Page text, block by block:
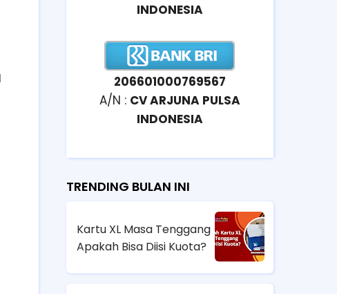
INDONESIA
206601000769567
A/N : CV ARJUNA PULSA
INDONESIA
TRENDING BULAN INI
Kartu XL Masa Tenggang
Apakah Bisa Diisi Kuota?